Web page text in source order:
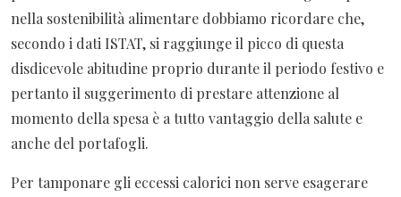
nella sostenibilità alimentare dobbiamo ricordare che,
secondo i dati ISTAT, si raggiunge il picco di questa
disdicevole abitudine proprio durante il periodo festivo e
pertanto il suggerimento di prestare attenzione al
momento della spesa è a tutto vantaggio della salute e
anche del portafogli.
Per tamponare gli eccessi calorici non serve esagerare